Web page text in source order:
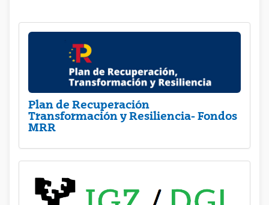
Plan de Recuperación
Transformación y Resiliencia- Fondos
MRR